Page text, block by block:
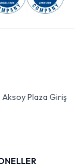
Aksoy Plaza Giriş